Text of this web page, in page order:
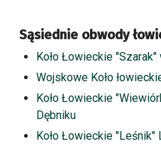
Sąsiednie obwody
Koło Łowieckie
Wojskowe Koło
Koło Łowieckie
Dębniku
Koło Łowieckie